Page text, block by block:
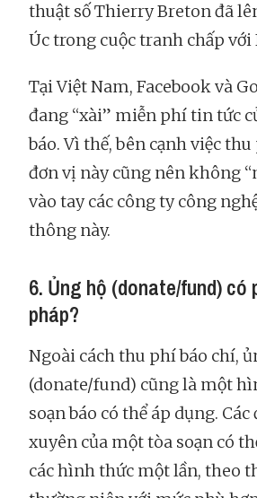
thuật số Thierry Breton đã
Úc trong cuộc tranh chấp với
Tại Việt Nam, Facebook và
đang “xài” miễn phí tin tức
báo. Vì thế, bên cạnh việc thu
đơn vị này cũng nên không
vào tay các công ty công
thông này.
6. Ủng hộ (donate/fund) có
pháp?
Ngoài cách thu phí báo chí,
(donate/fund) cũng là một
soạn báo có thể áp dụng.
xuyên của một tòa soạn có
các hình thức một lần, theo